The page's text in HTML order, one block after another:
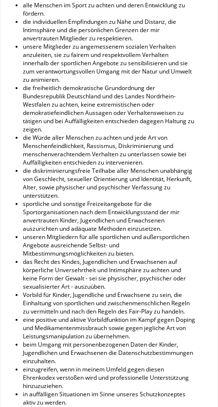
alle Menschen im Sport zu achten und deren Entwicklung zu
fördern.
die individuellen Empfindungen zu Nähe und Distanz, die
Intimsphäre und die persönlichen Grenzen der mir
anvertrauten Mitglieder zu respektieren.
unsere Mitglieder zu angemessenem sozialen Verhalten
anzuleiten, sie zu fairem und respektvollem Verhalten
innerhalb der sportlichen Angebote zu sensibilisieren und sie
zum verantwortungsvollen Umgang mit der Natur und Umwelt
zu animieren.
die freiheitlich demokratische Grundordnung der
Bundesrepublik Deutschland und des Landes Nordrhein-
Westfalen zu achten, keine extremistischen oder
demokratiefeindlichen Aussagen oder Verhaltensweisen zu
tätigen und bei Auffälligkeiten entschieden dagegen Haltung zu
zeigen.
die Würde aller Menschen zu achten und jede Art von
Menschenfeindlichkeit, Rassismus, Diskriminierung und
menschenverachtendem Verhalten zu unterlassen sowie bei
Auffälligkeiten entschieden zu intervenieren.
die diskriminierungsfreie Teilhabe aller Menschen unabhängig
von Geschlecht, sexueller Orientierung und Identität, Herkunft,
Alter, sowie physischer und psychischer Verfassung zu
unterstützen.
sportliche und sonstige Freizeitangebote für die
Sportorganisationen nach dem Entwicklungsstand der mir
anvertrauten Kinder, Jugendlichen und Erwachsenen
auszurichten und adäquate Methoden einzusetzen.
unseren Mitgliedern für alle sportlichen und außersportlichen
Angebote ausreichende Selbst- und
Mitbestimmungsmöglichkeiten zu bieten.
das Recht des Kindes, Jugendlichen und Erwachsenen auf
körperliche Unversehrtheit und Intimsphäre zu achten und
keine Form der Gewalt - sei sie physischer, psychischer oder
sexualisierter Art - auszuüben.
Vorbild für Kinder, Jugendliche und Erwachsene zu sein, die
Einhaltung von sportlichen und zwischenmenschlichen Regeln
zu vermitteln und nach den Regeln des Fair-Play zu handeln.
eine positive und aktive Vorbildfunktion im Kampf gegen Doping
und Medikamentenmissbrauch sowie gegen jegliche Art von
Leistungsmanipulation zu übernehmen.
beim Umgang mit personenbezogenen Daten der Kinder,
Jugendlichen und Erwachsenen die Datenschutzbestimmungen
einzuhalten.
einzugreifen, wenn in meinem Umfeld gegen diesen
Ehrenkodex verstoßen wird und professionelle Unterstützung
hinzuzuziehen.
in auffälligen Situationen im Sinne unseres Schutzkonzeptes
aktiv zu werden.